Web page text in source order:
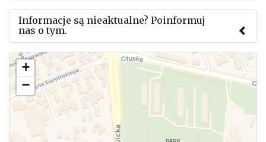
Informacje są nieaktualne? Poinformuj
nas o tym.
Użyj tego formularza aby przesłać informację o
zmianach w powyższym mityngu.
+
−